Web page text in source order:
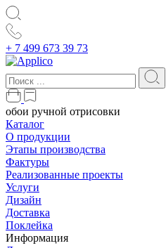
+ 7 499 673 39 73
обои ручной отрисовки
Каталог
О продукции
Этапы производства
Фактуры
Реализованные проекты
Услуги
Дизайн
Доставка
Поклейка
Информация